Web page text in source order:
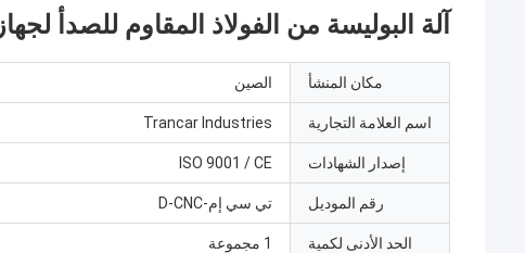
آلة البوليسة من الفولاذ المقاوم للصدأ لجهاز CNC لبرز سطح نهاية الطبق
مكان المنشأ الصين
اسم العلامة التجارية Trancar Industries
إصدار الشهادات ISO 9001 / CE
رقم الموديل تي سي إم-D-CNC
الحد الأدنى لكمية 1 مجموعة